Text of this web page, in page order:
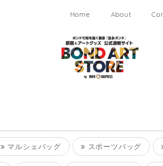
Home About
マルシェバッグ スポーツバッグ